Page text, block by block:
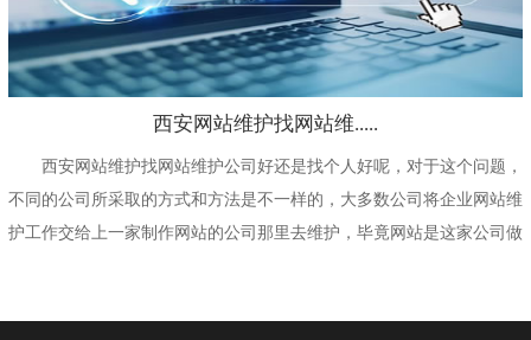
西安网站维护找网站维.....
西安网站维护找网站维护公司好还是找个人好呢，对于这个问题，
不同的公司所采取的方式和方法是不一样的，大多数公司将企业网站维
护工作交给上一家制作网站的公司那里去维护，毕竟网站是这家公司做